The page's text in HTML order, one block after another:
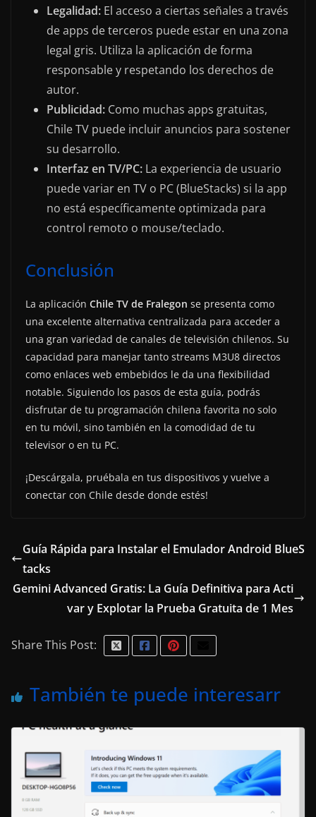
Legalidad: El acceso a ciertas señales a través
de apps de terceros puede estar en una zona
legal gris. Utiliza la aplicación de forma
responsable y respetando los derechos de
autor.
Publicidad: Como muchas apps gratuitas,
Chile TV puede incluir anuncios para sostener
su desarrollo.
Interfaz en TV/PC: La experiencia de usuario
puede variar en TV o PC (BlueStacks) si la app
no está específicamente optimizada para
control remoto o mouse/teclado.
Conclusión
La aplicación Chile TV de Fralegon se presenta como
una excelente alternativa centralizada para acceder a
una gran variedad de canales de televisión chilenos. Su
capacidad para manejar tanto streams M3U8 directos
como enlaces web embebidos le da una flexibilidad
notable. Siguiendo los pasos de esta guía, podrás
disfrutar de tu programación chilena favorita no solo
en tu móvil, sino también en la comodidad de tu
televisor o en tu PC.
¡Descárgala, pruébala en tus dispositivos y vuelve a
conectar con Chile desde donde estés!
Guía Rápida para Instalar el Emulador Android BlueS
tacks
Gemini Advanced Gratis: La Guía Definitiva para Acti
var y Explotar la Prueba Gratuita de 1 Mes
Share This Post:
También te puede interesarr